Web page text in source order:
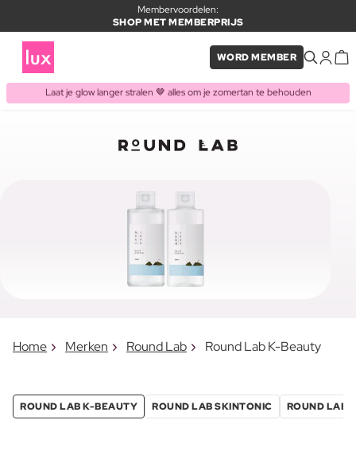
Membervoordelen:
SHOP MET MEMBERPRIJS
WORD MEMBER
Laat je glow langer stralen 🤎 alles om je zomertan te behouden
Home Merken Round Lab Round Lab K-Beauty
ROUND LAB K-BEAUTY ROUND LAB SKINTONIC ROUND LAB